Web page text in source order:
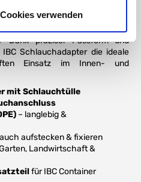
verwenden
industrielle Anwendungen
stabile Verbindung und einen
Dank präziser Passform und
Schlauchadapter die ideale
Einsatz im Innen- und
mit Schlauchtülle
– langlebig &
aufstecken & fixieren
Landwirtschaft &
für IBC Container